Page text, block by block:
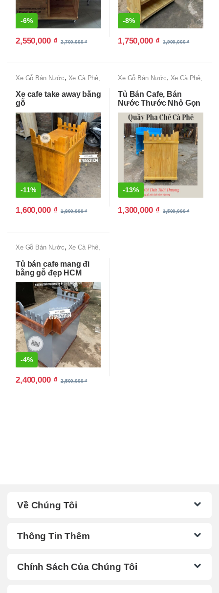
-6%
2,550,000 ₫ 2,700,000₫
-8%
1,750,000 ₫ 1,900,000₫
Xe Gỗ Bán Nước, Xe Cà Phê,
Xe cafe take away bằng
gỗ
-11%
1,600,000 ₫ 1,800,000₫
Xe Gỗ Bán Nước, Xe Cà Phê,
Tủ Bán Cafe, Bán
Nước Thước Nhỏ Gọn
-13%
1,300,000 ₫ 1,500,000₫
Xe Gỗ Bán Nước, Xe Cà Phê,
Tủ bán cafe mang đi
bằng gỗ đẹp HCM
-4%
2,400,000 ₫ 2,500,000₫
Về Chúng Tôi
Thông Tin Thêm
Chính Sách Của Chúng Tôi